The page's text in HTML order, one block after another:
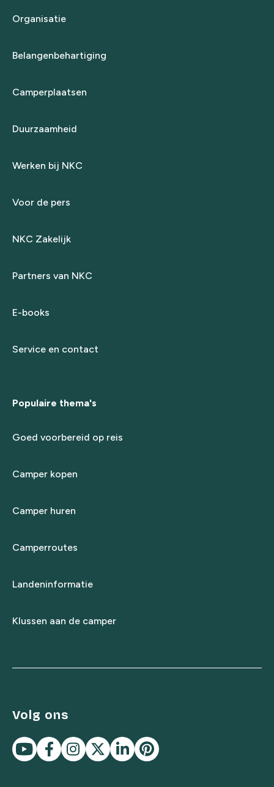
Organisatie
Belangenbehartiging
Camperplaatsen
Duurzaamheid
Werken bij NKC
Voor de pers
NKC Zakelijk
Partners van NKC
E-books
Service en contact
Populaire thema's
Goed voorbereid op reis
Camper kopen
Camper huren
Camperroutes
Landeninformatie
Klussen aan de camper
Volg ons